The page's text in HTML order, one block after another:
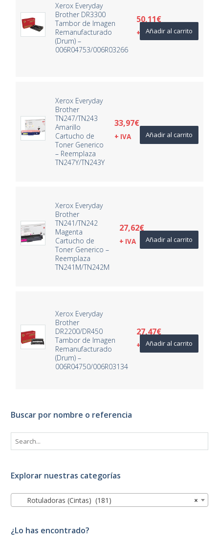
Xerox Everyday
Brother DR3300
Tambor de Imagen
Remanufacturado
(Drum) –
006R04753/006R03266
50,11€
+ IVAAñadir al carrito
Xerox Everyday
Brother
TN247/TN243
Amarillo
Cartucho de
Toner Generico
– Reemplaza
TN247Y/TN243Y
33,97€
+ IVA Añadir al carrito
Xerox Everyday
Brother
TN241/TN242
Magenta
Cartucho de
Toner Generico –
Reemplaza
TN241M/TN242M
27,62€
+ IVA Añadir al carrito
Xerox Everyday
Brother
DR2200/DR450
Tambor de Imagen
Remanufacturado
(Drum) –
006R04750/006R03134
27,47€
+ IVAAñadir al carrito
Buscar por nombre o referencia
Explorar nuestras categorías
×
Rotuladoras (Cintas) (181)
¿Lo has encontrado?